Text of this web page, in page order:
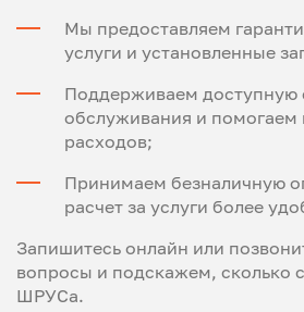
Мы предоставляем
услуги и установленные
Поддерживаем доступную
обслуживания и помогаем
расходов;
Принимаем безналичную
расчет за услуги более
Запишитесь онлайн или
вопросы и подскажем, сколько
ШРУСа.